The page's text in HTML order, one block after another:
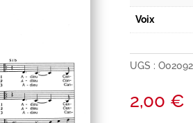
Voix
UGS :
2,00 €